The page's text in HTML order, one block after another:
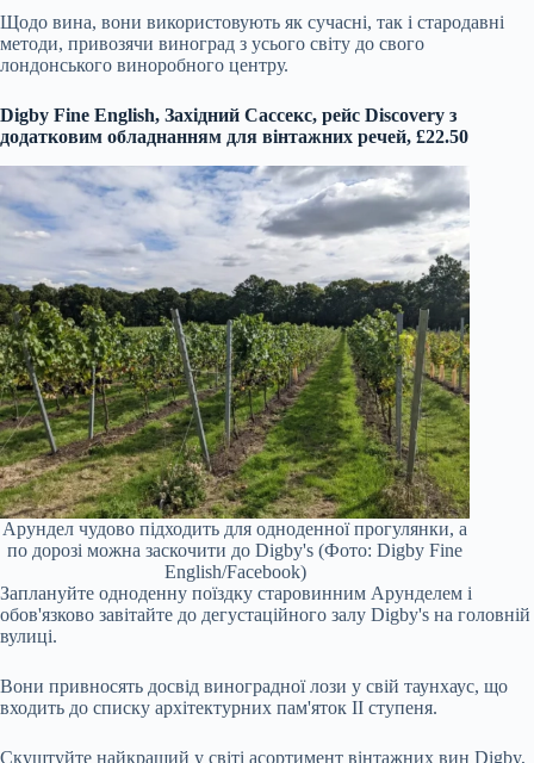
Щодо вина, вони використовують як сучасні, так і стародавні
методи, привозячи виноград з усього світу до свого
лондонського виноробного центру.
Digby Fine English, Західний Сассекс, рейс Discovery з
додатковим обладнанням для вінтажних речей, £22.50
Арундел чудово підходить для одноденної прогулянки, а
по дорозі можна заскочити до Digby's (Фото: Digby Fine
English/Facebook)
Заплануйте одноденну поїздку старовинним Арунделем і
обов'язково завітайте до дегустаційного залу Digby's на головній
вулиці.
Вони привносять досвід виноградної лози у свій таунхаус, що
входить до списку архітектурних пам'яток II ступеня.
Скуштуйте найкращий у світі асортимент вінтажних вин Digby,